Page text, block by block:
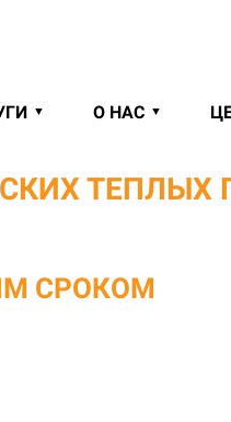
О НАС
ТЕПЛЫХ
СРОКОМ